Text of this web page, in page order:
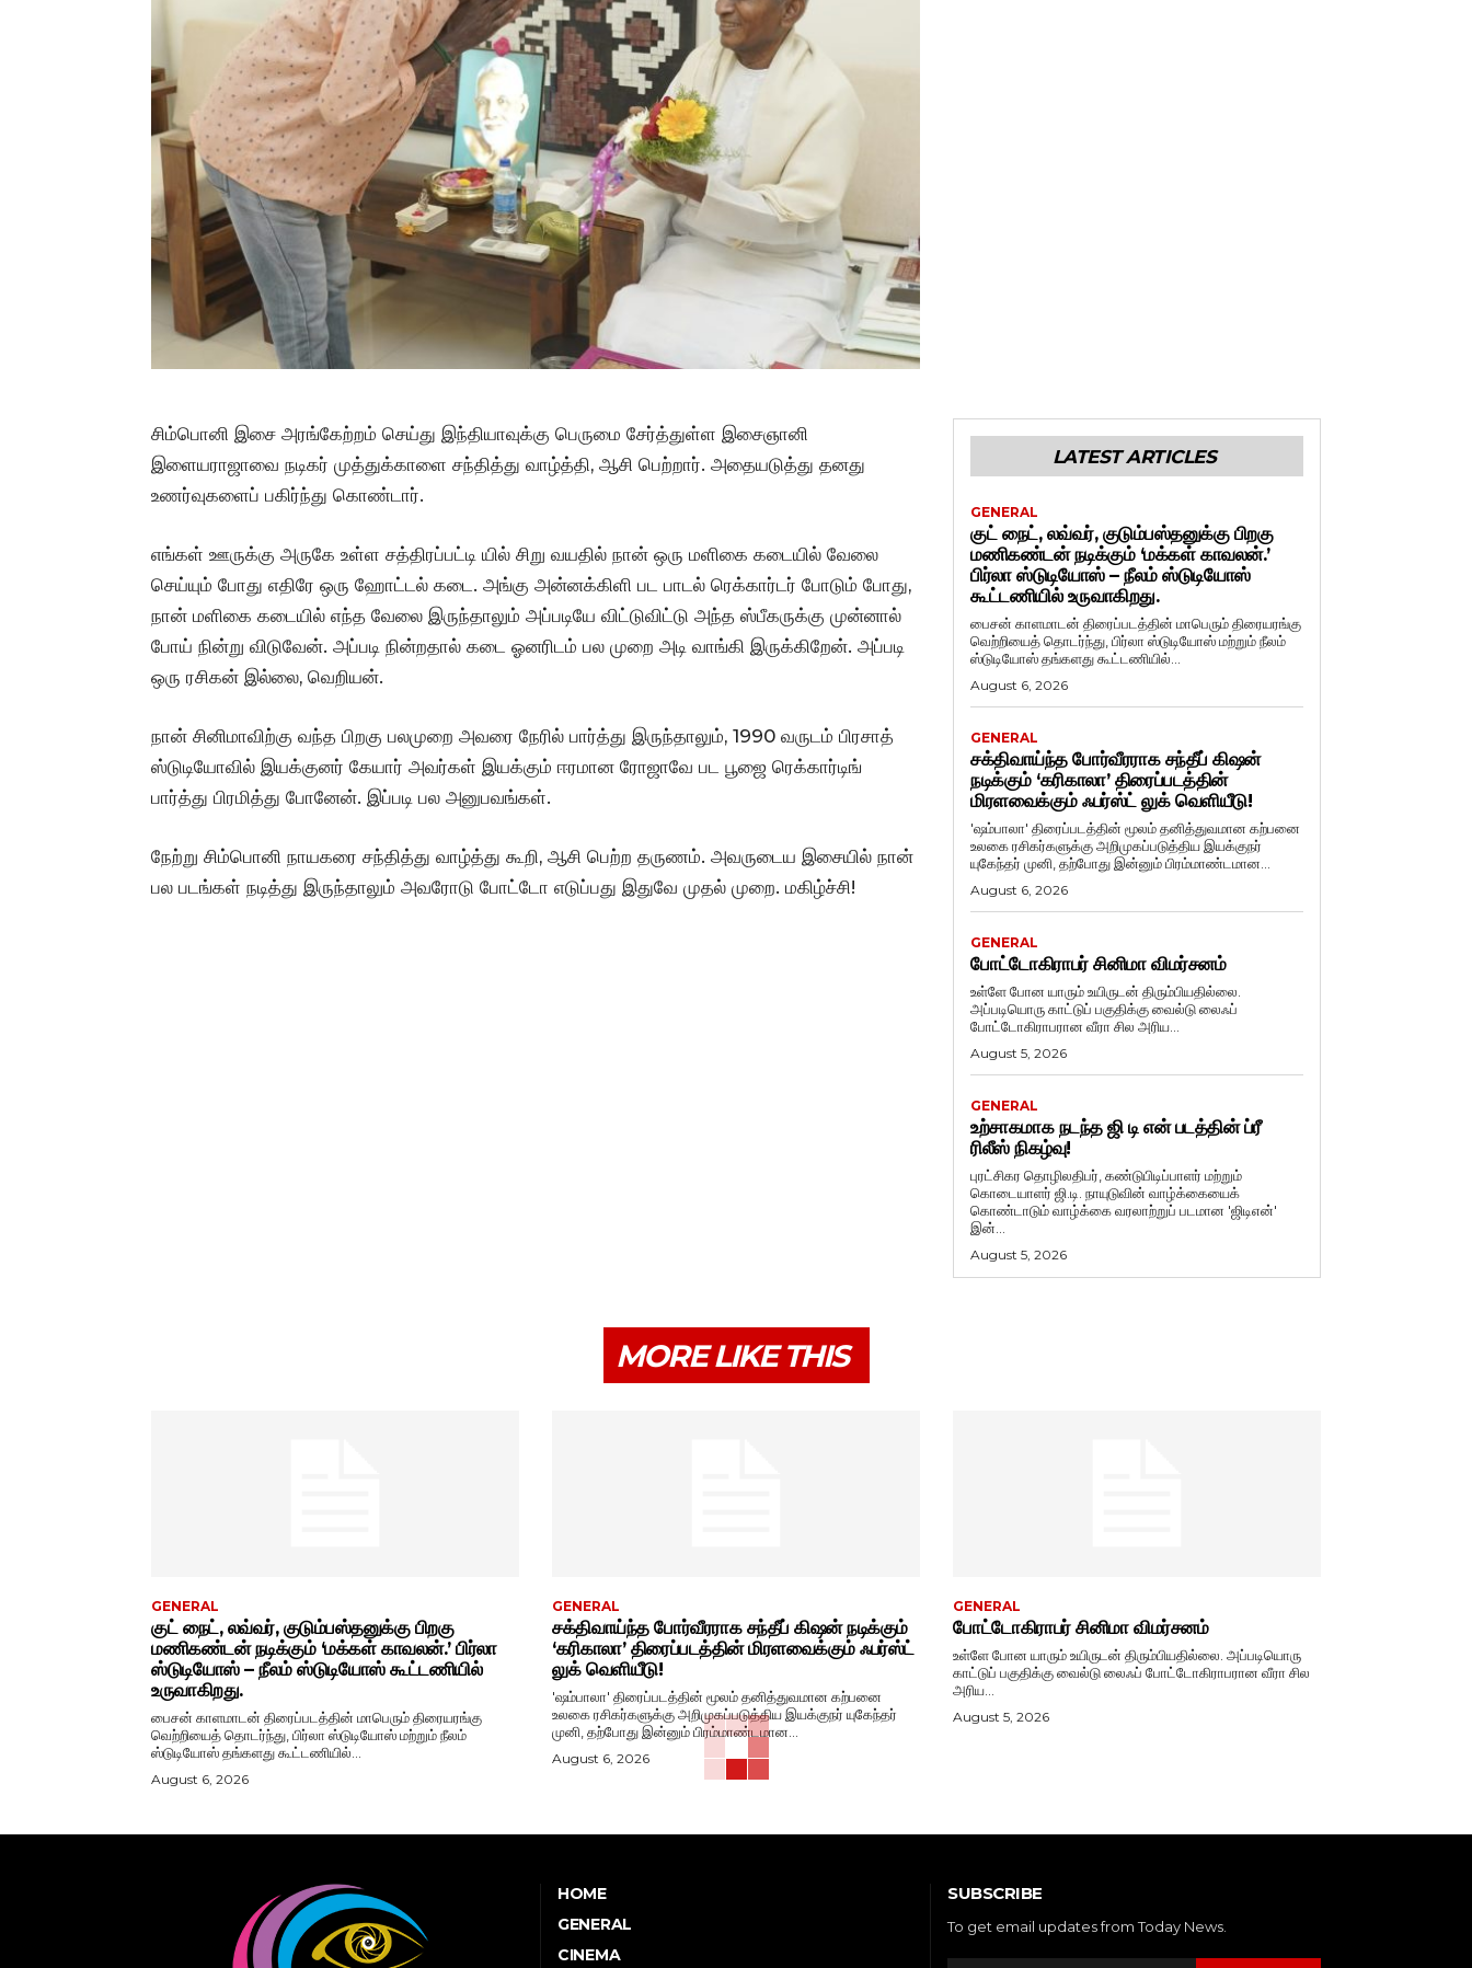
சிம்பொனி இசை அரங்கேற்றம் செய்து இந்தியாவுக்கு பெருமை சேர்த்துள்ள இசைஞானி
இளையராஜாவை நடிகர் முத்துக்காளை சந்தித்து வாழ்த்தி, ஆசி பெற்றார். அதையடுத்து தனது
உணர்வுகளைப் பகிர்ந்து கொண்டார்.
எங்கள் ஊருக்கு அருகே உள்ள சத்திரப்பட்டி யில் சிறு வயதில் நான் ஒரு மளிகை கடையில் வேலை
செய்யும் போது எதிரே ஒரு ஹோட்டல் கடை. அங்கு அன்னக்கிளி பட பாடல் ரெக்கார்டர் போடும் போது,
நான் மளிகை கடையில் எந்த வேலை இருந்தாலும் அப்படியே விட்டுவிட்டு அந்த ஸ்பீகருக்கு முன்னால்
போய் நின்று விடுவேன். அப்படி நின்றதால் கடை ஓனரிடம் பல முறை அடி வாங்கி இருக்கிறேன். அப்படி
ஒரு ரசிகன் இல்லை, வெறியன்.
நான் சினிமாவிற்கு வந்த பிறகு பலமுறை அவரை நேரில் பார்த்து இருந்தாலும், 1990 வருடம் பிரசாத்
ஸ்டுடியோவில் இயக்குனர் கேயார் அவர்கள் இயக்கும் ஈரமான ரோஜாவே பட பூஜை ரெக்கார்டிங்
பார்த்து பிரமித்து போனேன். இப்படி பல அனுபவங்கள்.
நேற்று சிம்பொனி நாயகரை‌ சந்தித்து வாழ்த்து கூறி, ஆசி பெற்ற தருணம். அவருடைய இசையில் நான்
பல படங்கள் நடித்து இருந்தாலும் அவரோடு போட்டோ எடுப்பது இதுவே முதல் முறை. மகிழ்ச்சி!
LATEST ARTICLES
GENERAL
குட் நைட், லவ்வர், குடும்பஸ்தனுக்கு பிறகு
மணிகண்டன் நடிக்கும் ‘மக்கள் காவலன்.’
பிர்லா ஸ்டுடியோஸ் – நீலம் ஸ்டுடியோஸ்
கூட்டணியில் உருவாகிறது.
பைசன் காளமாடன் திரைப்படத்தின் மாபெரும் திரையரங்கு
வெற்றியைத் தொடர்ந்து, பிர்லா ஸ்டுடியோஸ் மற்றும் நீலம்
ஸ்டுடியோஸ் தங்களது கூட்டணியில்...
August 6, 2026
GENERAL
சக்திவாய்ந்த போர்வீரராக சந்தீப் கிஷன்
நடிக்கும் ‘கரிகாலா’ திரைப்படத்தின்
மிரளவைக்கும் ஃபர்ஸ்ட் லுக் வெளியீடு!
'ஷம்பாலா' திரைப்படத்தின் மூலம் தனித்துவமான கற்பனை
உலகை ரசிகர்களுக்கு அறிமுகப்படுத்திய இயக்குநர்
யுகேந்தர் முனி, தற்போது இன்னும் பிரம்மாண்டமான...
August 6, 2026
GENERAL
போட்டோகிராபர் சினிமா விமர்சனம்
உள்ளே போன யாரும் உயிருடன் திரும்பியதில்லை.
அப்படியொரு காட்டுப் பகுதிக்கு வைல்டு லைஃப்
போட்டோகிராபரான வீரா சில அரிய...
August 5, 2026
GENERAL
உற்சாகமாக நடந்த ஜி டி என் படத்தின் ப்ரீ
ரிலீஸ் நிகழ்வு!
புரட்சிகர தொழிலதிபர், கண்டுபிடிப்பாளர் மற்றும்
கொடையாளர் ஜி.டி. நாயுடுவின் வாழ்க்கையைக்
கொண்டாடும் வாழ்க்கை வரலாற்றுப் படமான 'ஜிடிஎன்'
இன்...
August 5, 2026
MORE LIKE THIS
GENERAL
குட் நைட், லவ்வர், குடும்பஸ்தனுக்கு பிறகு
மணிகண்டன் நடிக்கும் ‘மக்கள் காவலன்.’ பிர்லா
ஸ்டுடியோஸ் – நீலம் ஸ்டுடியோஸ் கூட்டணியில்
உருவாகிறது.
பைசன் காளமாடன் திரைப்படத்தின் மாபெரும் திரையரங்கு
வெற்றியைத் தொடர்ந்து, பிர்லா ஸ்டுடியோஸ் மற்றும் நீலம்
ஸ்டுடியோஸ் தங்களது கூட்டணியில்...
August 6, 2026
GENERAL
சக்திவாய்ந்த போர்வீரராக சந்தீப் கிஷன் நடிக்கும்
‘கரிகாலா’ திரைப்படத்தின் மிரளவைக்கும் ஃபர்ஸ்ட்
லுக் வெளியீடு!
'ஷம்பாலா' திரைப்படத்தின் மூலம் தனித்துவமான கற்பனை
உலகை ரசிகர்களுக்கு அறிமுகப்படுத்திய இயக்குநர் யுகேந்தர்
முனி, தற்போது இன்னும் பிரம்மாண்டமான...
August 6, 2026
GENERAL
போட்டோகிராபர் சினிமா விமர்சனம்
உள்ளே போன யாரும் உயிருடன் திரும்பியதில்லை. அப்படியொரு
காட்டுப் பகுதிக்கு வைல்டு லைஃப் போட்டோகிராபரான வீரா சில
அரிய...
August 5, 2026
HOME
GENERAL
CINEMA
SUBSCRIBE
To get email updates from Today News.